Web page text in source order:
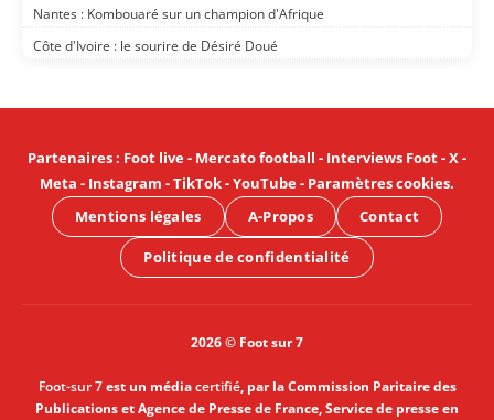
Nantes : Kombouaré sur un champion d'Afrique
Côte d'Ivoire : le sourire de Désiré Doué
Partenaires: Foot live- Mercato football - Interviews Foot-X-
Meta - Instagram -TikTok-YouTube- Paramètres cookies.
Mentions légales
A-Propos Contact
Politique de confidentialité
2026 © Foot sur 7
Foot-sur 7est un médiacertifié, par la Commission Paritaire des
Publications et Agence de Presse de France, Service de presse en